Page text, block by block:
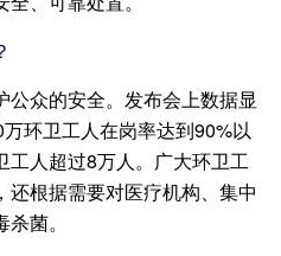
众的安全。发布会上数据显
环卫工人在岗率达到90%以
工人超过8万人。广大环卫工
还根据需要对医疗机构、集中
菌。